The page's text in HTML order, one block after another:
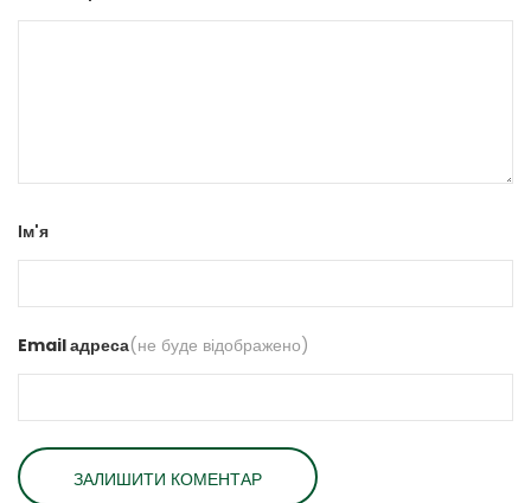
Ім'я
Email адреса(не буде відображено)